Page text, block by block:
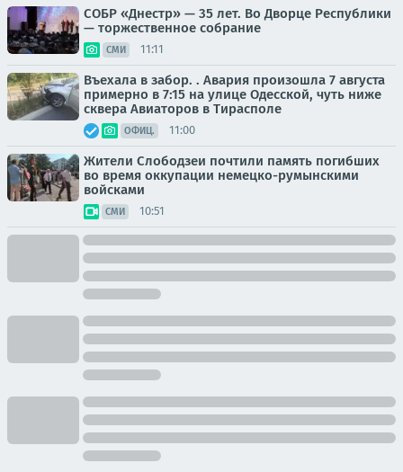
СОБР «Днестр» — 35 лет. Во Дворце Республики
— торжественное собрание
СМИ 11:11
Въехала в забор. . Авария произошла 7 августа
примерно в 7:15 на улице Одесской, чуть ниже
сквера Авиаторов в Тирасполе
ОФИЦ. 11:00
Жители Слободзеи почтили память погибших
во время оккупации немецко-румынскими
войсками
СМИ 10:51